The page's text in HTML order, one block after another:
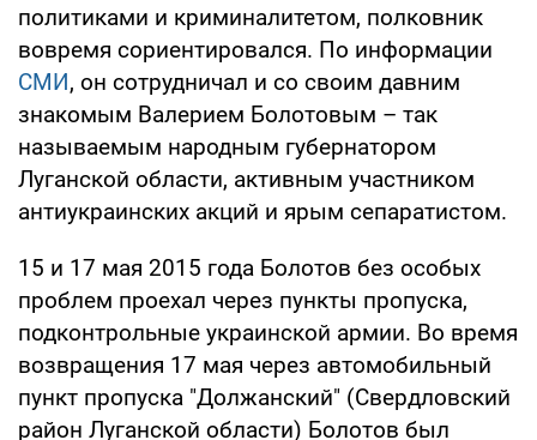
политиками и криминалитетом, полковник
вовремя сориентировался. По информации
СМИ, он сотрудничал и со своим давним
знакомым Валерием Болотовым – так
называемым народным губернатором
Луганской области, активным участником
антиукраинских акций и ярым сепаратистом.
15 и 17 мая 2015 года Болотов без особых
проблем проехал через пункты пропуска,
подконтрольные украинской армии. Во время
возвращения 17 мая через автомобильный
пункт пропуска "Должанский" (Свердловский
район Луганской области) Болотов был